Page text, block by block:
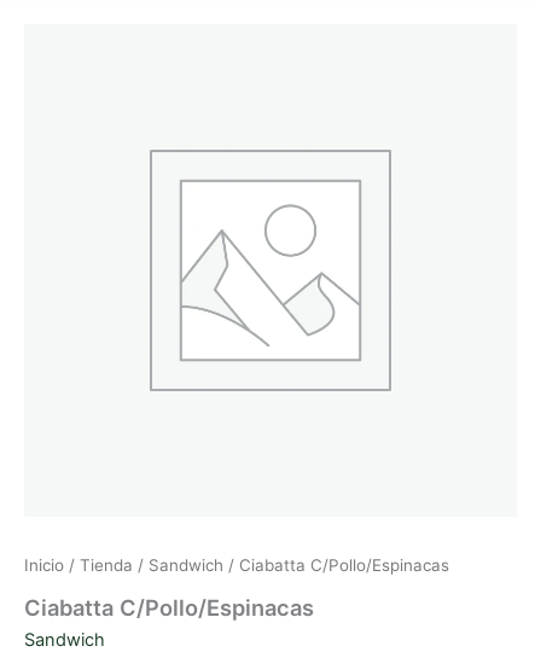
Inicio / Tienda / Sandwich / Ciabatta C/Pollo/Espinacas
Ciabatta C/Pollo/Espinacas
Sandwich